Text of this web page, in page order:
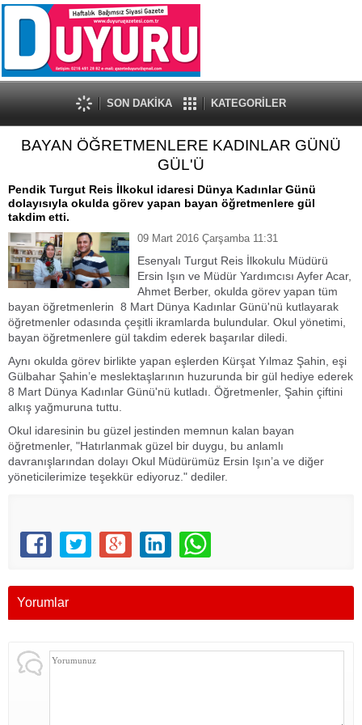
SON DAKİKA KATEGORİLER
BAYAN ÖĞRETMENLERE KADINLAR GÜNÜ
GÜL'Ü
Pendik Turgut Reis İlkokul idaresi Dünya Kadınlar Günü
dolayısıyla okulda görev yapan bayan öğretmenlere gül
takdim etti.
09 Mart 2016 Çarşamba 11:31
Esenyalı Turgut Reis İlkokulu Müdürü
Ersin Işın ve Müdür Yardımcısı Ayfer Acar,
Ahmet Berber, okulda görev yapan tüm
bayan öğretmenlerin 8 Mart Dünya Kadınlar Günü'nü kutlayarak
öğretmenler odasında çeşitli ikramlarda bulundular. Okul yönetimi,
bayan öğretmenlere gül takdim ederek başarılar diledi.
Aynı okulda görev birlikte yapan eşlerden Kürşat Yılmaz Şahin, eşi
Gülbahar Şahin’e meslektaşlarının huzurunda bir gül hediye ederek
8 Mart Dünya Kadınlar Günü'nü kutladı. Öğretmenler, Şahin çiftini
alkış yağmuruna tuttu.
Okul idaresinin bu güzel jestinden memnun kalan bayan
öğretmenler, "Hatırlanmak güzel bir duygu, bu anlamlı
davranışlarından dolayı Okul Müdürümüz Ersin Işın’a ve diğer
yöneticilerimize teşekkür ediyoruz." dediler.
Yorumlar